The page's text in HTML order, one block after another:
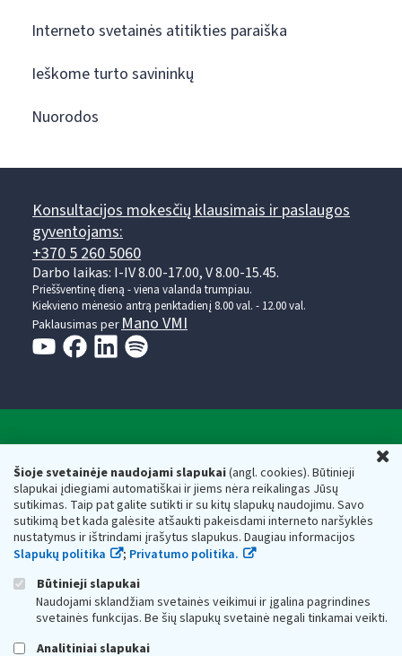
Šioje svetainėje naudojami slapukai(angl. cookies). Būtinieji
slapukai įdiegiami automatiškai ir jiems nėra reikalingas Jūsų
sutikimas. Taip pat galite sutikti ir su kitų slapukų naudojimu. Savo
sutikimą bet kada galėsite atšaukti pakeisdami interneto naršyklės
nustatymus ir ištrindami įrašytus slapukus. Daugiau informacijos
Slapukų politika
; Privatumo politika.
Būtinieji slapukai
Naudojami sklandžiam svetainės veikimui ir įgalina pagrindines
svetainės funkcijas. Be šių slapukų svetainė negali tinkamai veikti.
Analitiniai slapukai
Interneto svetainės atitikties paraiška
Ieškome turto savininkų
Nuorodos
Konsultacijos mokesčių klausimais ir paslaugos
gyventojams:
+370 5 260 5060
Darbo laikas: I-IV 8.00-17.00, V 8.00-15.45.
Prieššventinę dieną - viena valanda trumpiau.
Kiekvieno mėnesio antrą penktadienį 8.00 val. - 12.00 val.
Paklausimas per Mano VMI
Respublikos finansų ministerijos
Biudžetinė įstaiga. Juridinio asmens kodas — 188659752,
adresas: Vasario 16-osios g. 14, 01107 Vilnius, Lietuva, el.paštas:
vmi@vmi.lt, E. pristatymo dėžutės adresas 188659752
Duomenys apie Valstybinę mokesčių inspekciją prie Lietuvos
Respublikos finansų ministerijos kaupiami ir saugomi Juridinių